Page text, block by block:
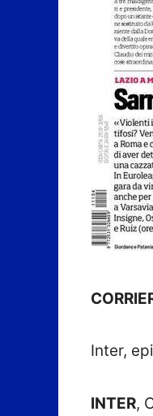
Inter,
INTER,